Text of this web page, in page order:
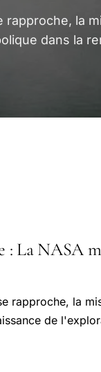
la
dans la
: La NASA
rapproche, la
de